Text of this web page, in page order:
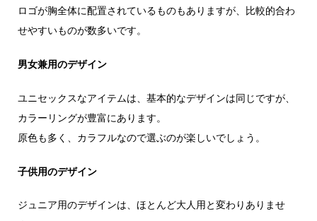
ロゴが胸全体に配置されているものもありますが、比較的合わ
せやすいものが数多いです。
男女兼用のデザイン
ユニセックスなアイテムは、基本的なデザインは同じですが、
カラーリングが豊富にあります。
原色も多く、カラフルなので選ぶのが楽しいでしょう。
子供用のデザイン
ジュニア用のデザインは、ほとんど大人用と変わりありませ